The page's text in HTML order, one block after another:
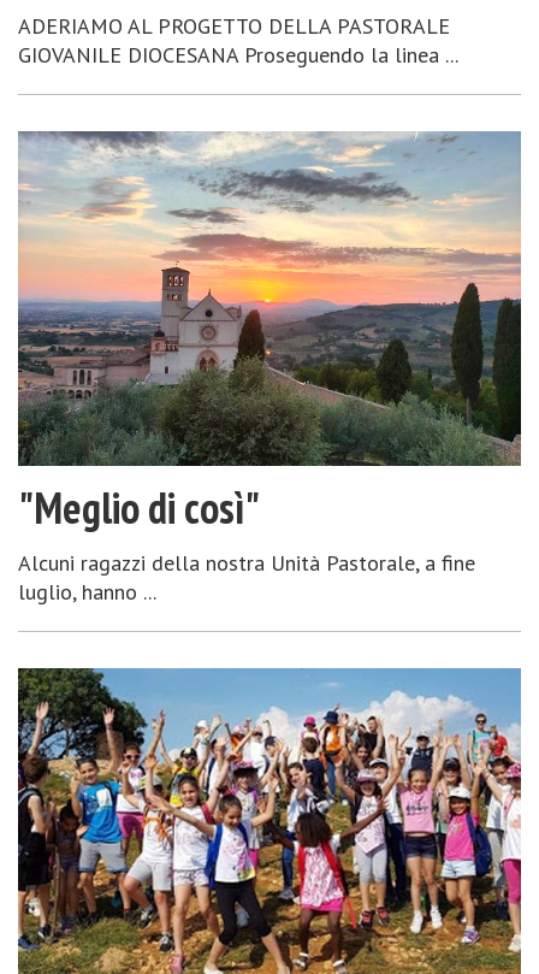
ADERIAMO AL PROGETTO DELLA PASTORALE
GIOVANILE DIOCESANA Proseguendo la linea ...
"Meglio di così"
Alcuni ragazzi della nostra Unità Pastorale, a fine
luglio, hanno ...